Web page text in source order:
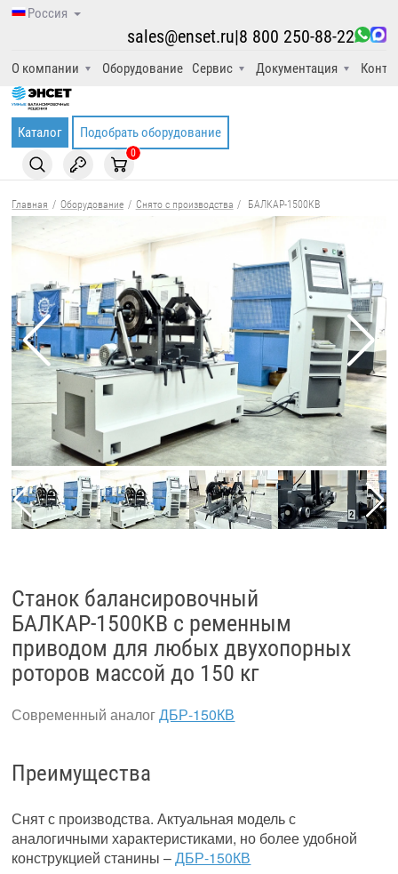
Россия
О компании Оборудование Сервис Документация
sales@enset.ru|8 800 250-88-22
Каталог Подобрать оборудование
0
Главная / Оборудование / Снято с производства / БАЛКАР-1500КВ
Станок балансировочный
БАЛКАР-1500КВ с ременным
приводом для любых двухопорных
роторов массой до 150 кг
Современный аналогДБР-150КВ
Преимущества
Снят с производства. Актуальная модель с
аналогичными характеристиками, но более удобной
конструкцией станины –ДБР-150КВ